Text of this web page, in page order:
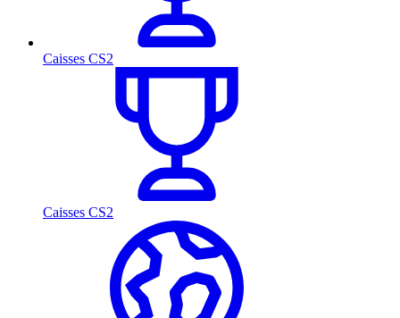
Caisses CS2
Caisses CS2